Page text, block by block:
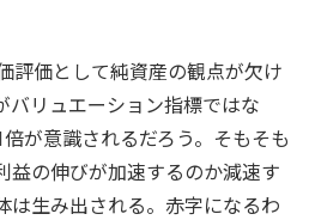
評価として純資産の観点が欠け
バリュエーション指標ではな
が意識されるだろう。そもそも
益の伸びが加速するのか減速す
は生み出される。赤字になるわ